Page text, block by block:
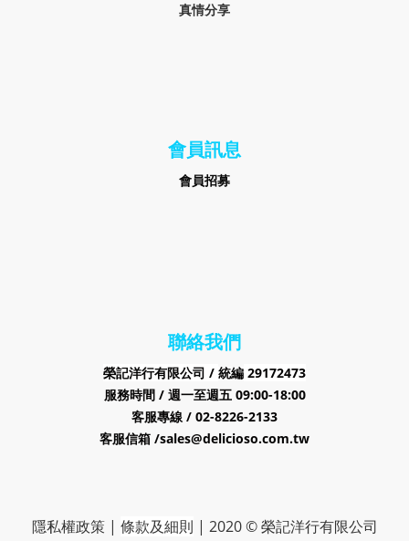
真情分享
會員訊息
會員招募
聯絡我們
榮記洋行有限公司 / 統編 29172473
服務時間 / 週一至週五 09:00-18:00
客服專線 / 02-8226-2133
客服信箱 /sales@delicioso.com.tw
隱私權政策| 條款及細則 | 2020 © 榮記洋行有限公司